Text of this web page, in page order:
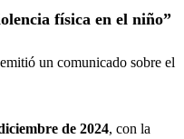
física en el niño”
un comunicado sobre el
de 2024, con la